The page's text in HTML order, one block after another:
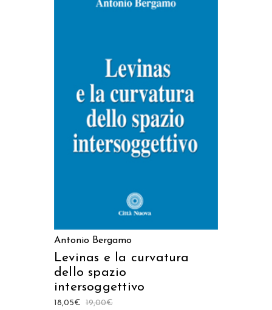
AGGIUNGI AL CARRELLO
Antonio Bergamo
Levinas e la curvatura
dello spazio
intersoggettivo
19,00€
18,05€